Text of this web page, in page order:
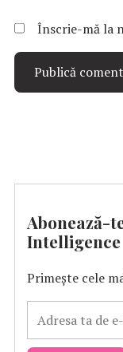
Înscrie-mă la
Abonează-
Intelligence
Primește cele